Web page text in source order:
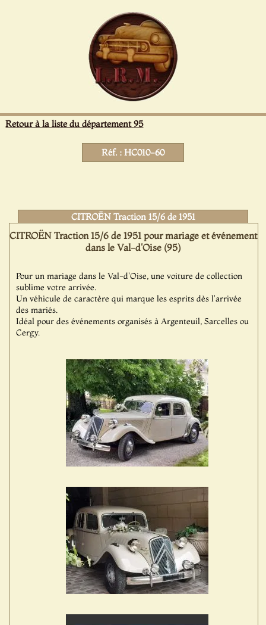
Retour à la liste du département 95
Réf. : HC010-60
CITROËN Traction 15/6 de 1951
CITROËN Traction 15/6 de 1951 pour mariage et événement
dans le Val-d'Oise (95)
Pour un mariage dans le Val-d'Oise, une voiture de collection
sublime votre arrivée.
Un véhicule de caractère qui marque les esprits dès l'arrivée
des mariés.
Idéal pour des événements organisés à Argenteuil, Sarcelles ou
Cergy.